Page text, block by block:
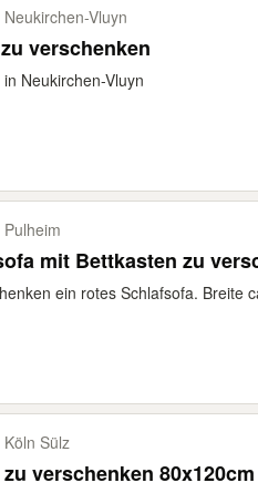
​Vluyn
verschenken
Neukirchen-Vluyn
mit Bettkasten zu
ein rotes Schlafsofa. Breite
Sülz
verschenken 80x120cm